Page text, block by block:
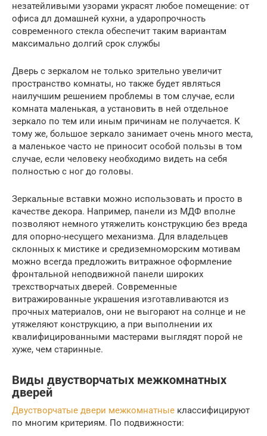
незатейливыми узорами украсят любое помещение: от
офиса дл домашней кухни, а ударопрочность
современного стекла обеспечит таким вариантам
максимально долгий срок службы
Дверь с зеркалом не только зрительно увеличит
пространство комнаты, но также будет являться
наилучшим решением проблемы в том случае, если
комната маленькая, а установить в ней отдельное
зеркало по тем или иным причинам не получается. К
тому же, большое зеркало занимает очень много места,
а маленькое часто не приносит особой пользы в том
случае, если человеку необходимо видеть на себя
полностью с ног до головы.
Зеркальные вставки можно использовать и просто в
качестве декора. Например, панели из МДФ вполне
позволяют немного утяжелить конструкцию без вреда
для опорно-несущего механизма. Для владельцев
склонных к мистике и средиземноморским мотивам
можно всегда предложить витражное оформление
фронтальной неподвижной панели широких
трехстворчатых дверей. Современные
витражированные украшения изготавливаются из
прочных материалов, они не выгорают на солнце и не
утяжеляют конструкцию, а при выполнении их
квалифицированными мастерами выглядят порой не
хуже, чем старинные.
Виды двустворчатых межкомнатных
дверей
Двустворчатые двери межкомнатные классифицируют
по многим критериям. По подвижности: